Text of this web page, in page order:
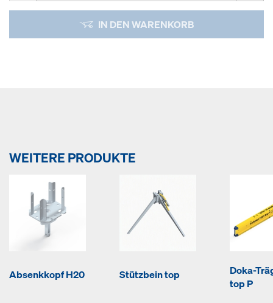
IN DEN WARENKORB
WEITERE PRODUKTE
Absenkkopf H20 Stützbein top
Doka-
top P